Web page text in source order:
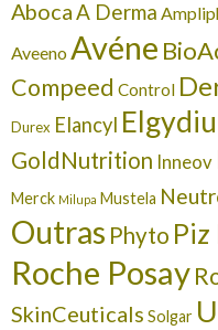
AbocaA Derma
Aveeno Avéne
Compeed Control
Durex Elancyl
GoldNutrition Inneov
Merck Milupa Mustela
Outras Phyto Piz
Roche Posay
SkinCeuticals Solgar